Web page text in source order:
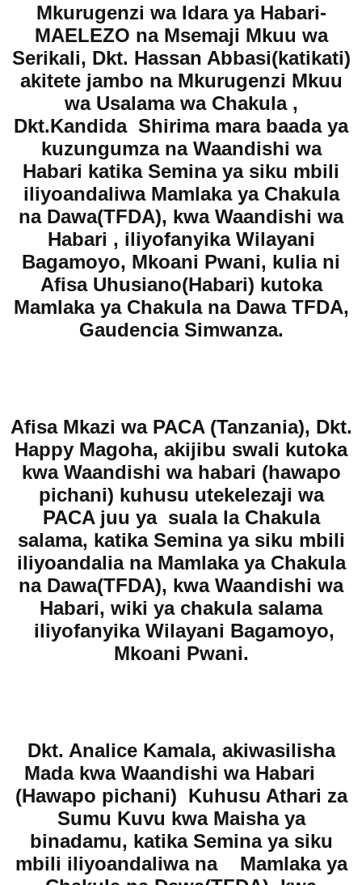
Mkurugenzi wa Idara ya Habari-
MAELEZO na Msemaji Mkuu wa
Serikali, Dkt. Hassan Abbasi(katikati)
akitete jambo na Mkurugenzi Mkuu
wa Usalama wa Chakula ,
Dkt.Kandida Shirima mara baada ya
kuzungumza na Waandishi wa
Habari katika Semina ya siku mbili
iliyoandaliwa Mamlaka ya Chakula
na Dawa(TFDA), kwa Waandishi wa
Habari , iliyofanyika Wilayani
Bagamoyo, Mkoani Pwani, kulia ni
Afisa Uhusiano(Habari) kutoka
Mamlaka ya Chakula na Dawa TFDA,
Gaudencia Simwanza.
Afisa Mkazi wa PACA (Tanzania), Dkt.
Happy Magoha, akijibu swali kutoka
kwa Waandishi wa habari (hawapo
pichani) kuhusu utekelezaji wa
PACA juu ya suala la Chakula
salama, katika Semina ya siku mbili
iliyoandalia na Mamlaka ya Chakula
na Dawa(TFDA), kwa Waandishi wa
Habari, wiki ya chakula salama
iliyofanyika Wilayani Bagamoyo,
Mkoani Pwani.
Dkt. Analice Kamala, akiwasilisha
Mada kwa Waandishi wa Habari
(Hawapo pichani) Kuhusu Athari za
Sumu Kuvu kwa Maisha ya
binadamu, katika Semina ya siku
mbili iliyoandaliwa na Mamlaka ya